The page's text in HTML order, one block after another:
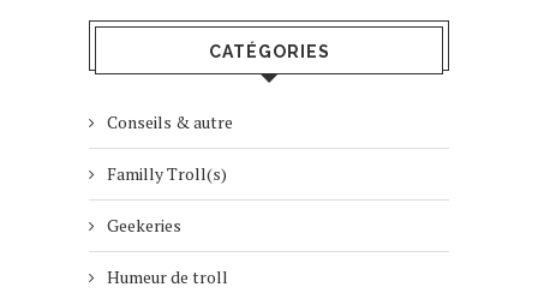
CATÉGORIES
Conseils & autre
Familly Troll(s)
Geekeries
Humeur de troll